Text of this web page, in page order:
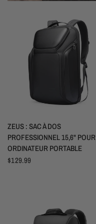
APERÇU RAPIDE
ZEUS : SAC À DOS
PROFESSIONNEL 15,6" POUR
ORDINATEUR PORTABLE
$129.99